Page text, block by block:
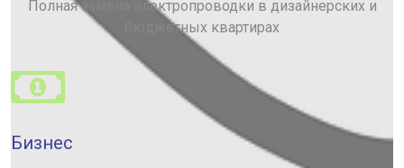
Полная замена электропроводки в дизайнерских и
бюджетных квартирах
Бизнес